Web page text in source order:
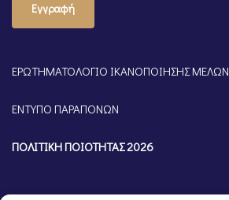
Εγγραφή
ΕΡΩΤΗΜΑΤΟΛΟΓΙΟ ΙΚΑΝΟΠΟΙΗΣΗΣ ΜΕΛΩΝ
ΕΝΤΥΠΟ ΠΑΡΑΠΟΝΩΝ
ΠΟΛΙΤΙΚΗ ΠΟΙΟΤΗΤΑΣ 2026